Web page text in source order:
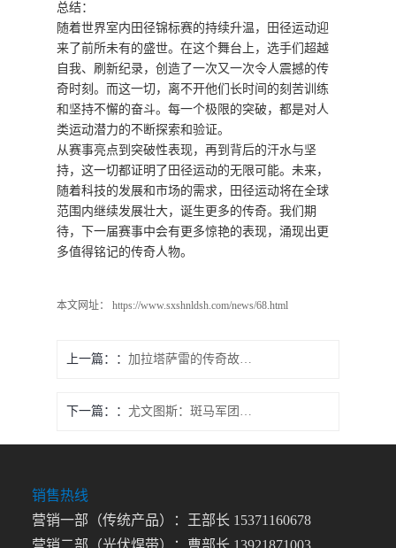
总结：
随着世界室内田径锦标赛的持续升温，田径运动迎
来了前所未有的盛世。在这个舞台上，选手们超越
自我、刷新纪录，创造了一次又一次令人震撼的传
奇时刻。而这一切，离不开他们长时间的刻苦训练
和坚持不懈的奋斗。每一个极限的突破，都是对人
类运动潜力的不断探索和验证。
从赛事亮点到突破性表现，再到背后的汗水与坚
持，这一切都证明了田径运动的无限可能。未来，
随着科技的发展和市场的需求，田径运动将在全球
范围内继续发展壮大，诞生更多的传奇。我们期
待，下一届赛事中会有更多惊艳的表现，涌现出更
多值得铭记的传奇人物。
本文网址： https://www.sxshnldsh.com/news/68.html
上一篇： 加拉塔萨雷的传奇故事 土超豪门为何备受瞩目
下一篇： 尤文图斯：斑马军团再启传奇征程续写意甲辉煌
销售热线
营销一部（传统产品）：王部长 15371160678